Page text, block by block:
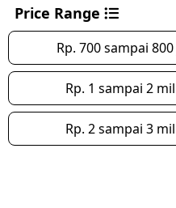
Price Range
Rp. 700 sampai
Rp. 1 sampai 2
Rp. 2 sampai 3